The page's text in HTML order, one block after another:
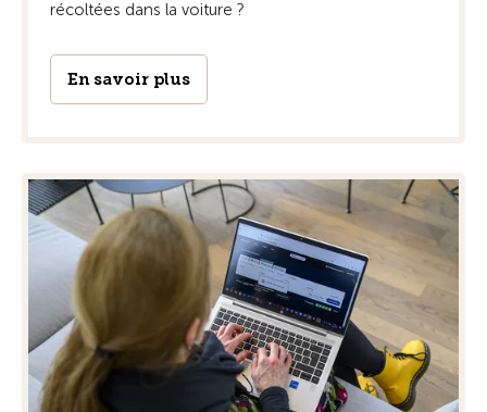
récoltées dans la voiture ?
En savoir plus